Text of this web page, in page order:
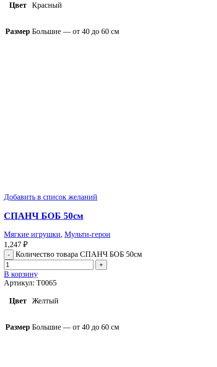
Цвет Красный
Размер Большие — от 40 до 60 см
Добавить в список желаний
СПАНЧ БОБ 50см
Мягкие игрушки, Мульти-герои
1,247 ₽
Количество товара СПАНЧ БОБ 50см
В корзину
Артикул: T0065
Цвет Желтый
Размер Большие — от 40 до 60 см